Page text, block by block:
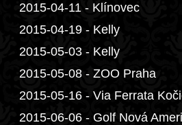
2015-04-11 - Klínovec
2015-04-19 - Kelly
2015-05-03 - Kelly
2015-05-08 - ZOO Praha
2015-05-16 - Via Ferrata
2015-06-06 - Golf Nová